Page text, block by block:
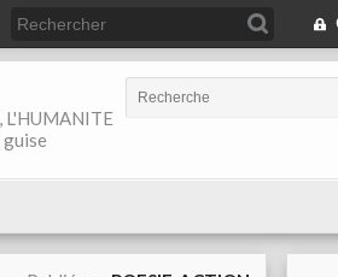
L'HUMANITE
guise